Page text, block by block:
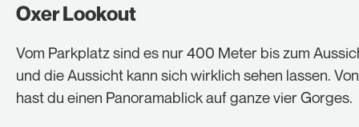
Oxer Lookout
Vom Parkplatz sind es nur 400 Meter bis zum
und die Aussicht kann sich wirklich sehen lassen.
hast du einen Panoramablick auf ganze vier Gorges.